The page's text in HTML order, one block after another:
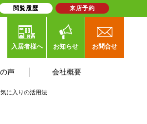
入居者様へ お知らせ お問合せ
声 会社概要
に入りの活用法
閲覧履歴 来店予約